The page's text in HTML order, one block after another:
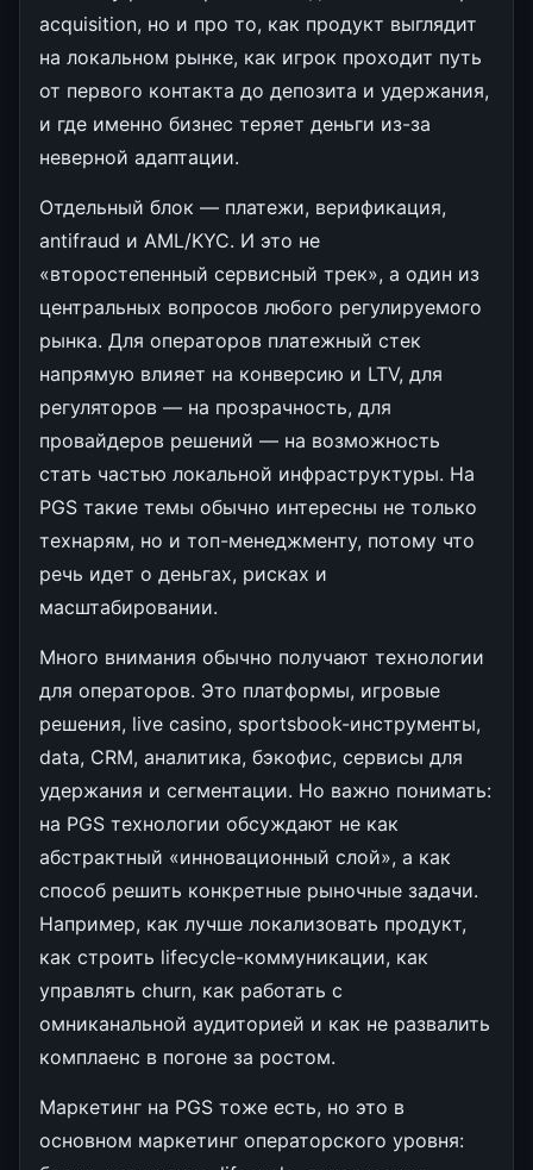
acquisition, но и про то, как продукт выглядит
на локальном рынке, как игрок проходит путь
от первого контакта до депозита и удержания,
и где именно бизнес теряет деньги из-за
неверной адаптации.
Отдельный блок — платежи, верификация,
antifraud и AML/KYC. И это не
«второстепенный сервисный трек», а один из
центральных вопросов любого регулируемого
рынка. Для операторов платежный стек
напрямую влияет на конверсию и LTV, для
регуляторов — на прозрачность, для
провайдеров решений — на возможность
стать частью локальной инфраструктуры. На
PGS такие темы обычно интересны не только
технарям, но и топ-менеджменту, потому что
речь идет о деньгах, рисках и
масштабировании.
Много внимания обычно получают технологии
для операторов. Это платформы, игровые
решения, live casino, sportsbook-инструменты,
data, CRM, аналитика, бэкофис, сервисы для
удержания и сегментации. Но важно понимать:
на PGS технологии обсуждают не как
абстрактный «инновационный слой», а как
способ решить конкретные рыночные задачи.
Например, как лучше локализовать продукт,
как строить lifecycle-коммуникации, как
управлять churn, как работать с
омниканальной аудиторией и как не развалить
комплаенс в погоне за ростом.
Маркетинг на PGS тоже есть, но это в
основном маркетинг операторского уровня: